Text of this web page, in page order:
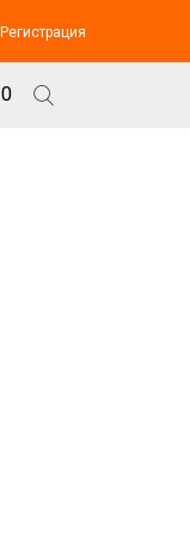
Регистрация
0